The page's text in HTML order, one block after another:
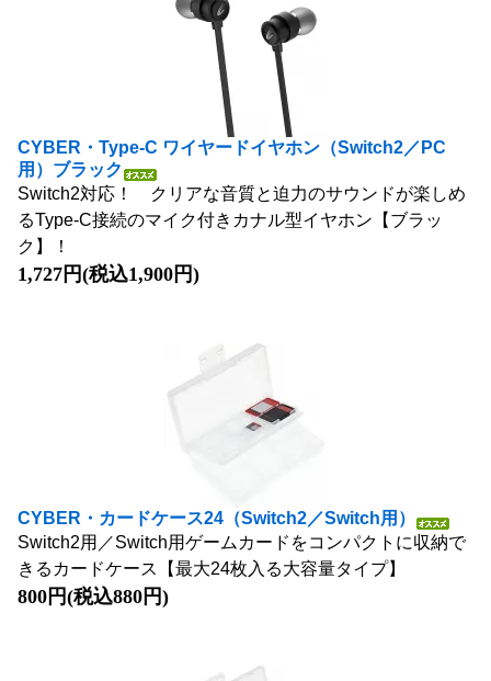
CYBER・Type-C ワイヤードイヤホン（Switch2／PC
用）ブラック
Switch2対応！ クリアな音質と迫力のサウンドが楽しめ
るType-C接続のマイク付きカナル型イヤホン【ブラッ
ク】！
1,727円(税込1,900円)
CYBER・カードケース24（Switch2／Switch用）
Switch2用／Switch用ゲームカードをコンパクトに収納で
きるカードケース【最大24枚入る大容量タイプ】
800円(税込880円)